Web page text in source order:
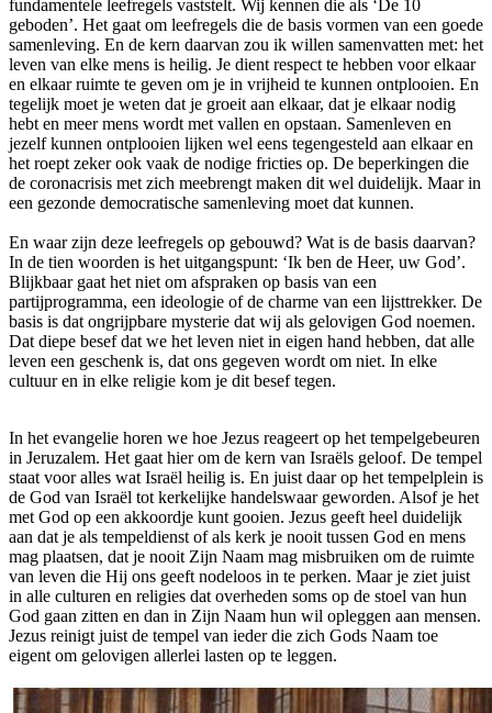
fundamentele leefregels vaststelt. Wij kennen die als ‘De 10
geboden’. Het gaat om leefregels die de basis vormen van een goede
samenleving. En de kern daarvan zou ik willen samenvatten met: het
leven van elke mens is heilig. Je dient respect te hebben voor elkaar
en elkaar ruimte te geven om je in vrijheid te kunnen ontplooien. En
tegelijk moet je weten dat je groeit aan elkaar, dat je elkaar nodig
hebt en meer mens wordt met vallen en opstaan. Samenleven en
jezelf kunnen ontplooien lijken wel eens tegengesteld aan elkaar en
het roept zeker ook vaak de nodige fricties op. De beperkingen die
de coronacrisis met zich meebrengt maken dit wel duidelijk. Maar in
een gezonde democratische samenleving moet dat kunnen.
En waar zijn deze leefregels op gebouwd? Wat is de basis daarvan?
In de tien woorden is het uitgangspunt: ‘Ik ben de Heer, uw God’.
Blijkbaar gaat het niet om afspraken op basis van een
partijprogramma, een ideologie of de charme van een lijsttrekker. De
basis is dat ongrijpbare mysterie dat wij als gelovigen God noemen.
Dat diepe besef dat we het leven niet in eigen hand hebben, dat alle
leven een geschenk is, dat ons gegeven wordt om niet. In elke
cultuur en in elke religie kom je dit besef tegen.
In het evangelie horen we hoe Jezus reageert op het tempelgebeuren
in Jeruzalem. Het gaat hier om de kern van Israëls geloof. De tempel
staat voor alles wat Israël heilig is. En juist daar op het tempelplein is
de God van Israël tot kerkelijke handelswaar geworden. Alsof je het
met God op een akkoordje kunt gooien. Jezus geeft heel duidelijk
aan dat je als tempeldienst of als kerk je nooit tussen God en mens
mag plaatsen, dat je nooit Zijn Naam mag misbruiken om de ruimte
van leven die Hij ons geeft nodeloos in te perken. Maar je ziet juist
in alle culturen en religies dat overheden soms op de stoel van hun
God gaan zitten en dan in Zijn Naam hun wil opleggen aan mensen.
Jezus reinigt juist de tempel van ieder die zich Gods Naam toe
eigent om gelovigen allerlei lasten op te leggen.